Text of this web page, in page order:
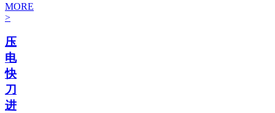
MORE
>
压
电
快
刀
进